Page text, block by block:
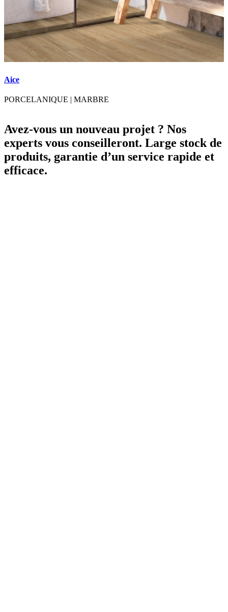
Aice
PORCELANIQUE | MARBRE
Avez-vous un nouveau projet ? Nos
experts vous conseilleront. Large stock de
produits, garantie d’un service rapide et
efficace.